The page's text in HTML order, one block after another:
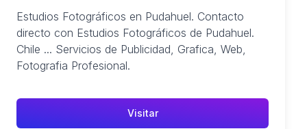
Estudios Fotográficos en Pudahuel. Contacto
directo con Estudios Fotográficos de Pudahuel.
Chile ... Servicios de Publicidad, Grafica, Web,
Fotografia Profesional.
Visitar